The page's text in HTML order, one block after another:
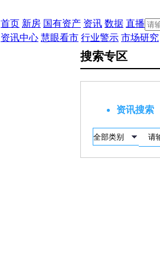
首页 新房 国有资产 资讯 数据 直播
资讯中心 慧眼看市 行业警示 市场研究
搜索专区
资讯搜索